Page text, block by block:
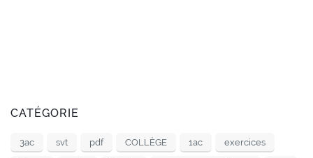
CATÉGORIE
3ac svt pdf COLLÈGE 1ac exercices